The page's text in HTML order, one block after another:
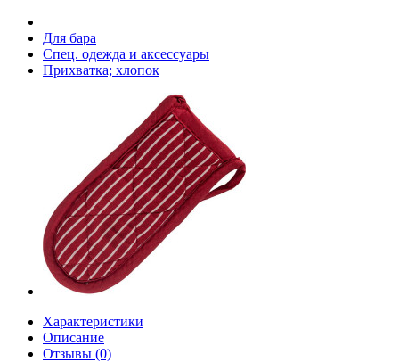
Для бара
Спец. одежда и аксессуары
Прихватка; хлопок
Характеристики
Описание
Отзывы (0)